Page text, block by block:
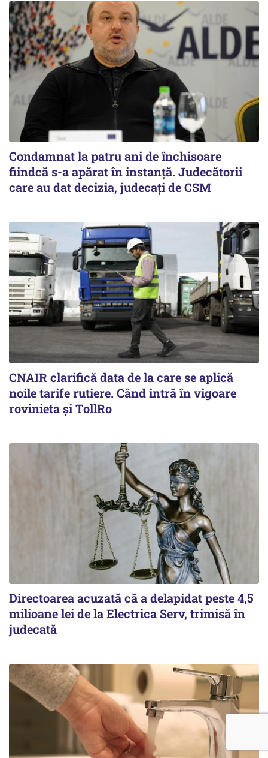
Condamnat la patru ani de închisoare
fiindcă s-a apărat în instanță. Judecătorii
care au dat decizia, judecați de CSM
CNAIR clarifică data de la care se aplică
noile tarife rutiere. Când intră în vigoare
rovinieta și TollRo
Directoarea acuzată că a delapidat peste 4,5
milioane lei de la Electrica Serv, trimisă în
judecată